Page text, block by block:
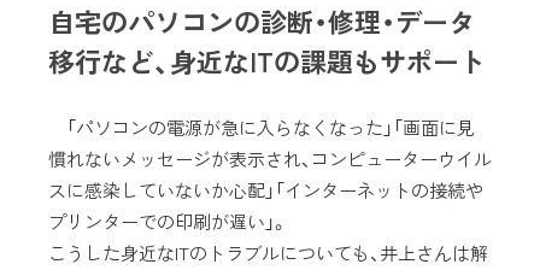
自宅のパソコンの診断・修理・データ
移行など、身近なITの課題もサポート
「パソコンの電源が急に入らなくなった」「画面に見
慣れないメッセージが表示され、コンピューターウイル
スに感染していないか心配」「インターネットの接続や
プリンターでの印刷が遅い」。
こうした身近なITのトラブルについても、井上さんは解